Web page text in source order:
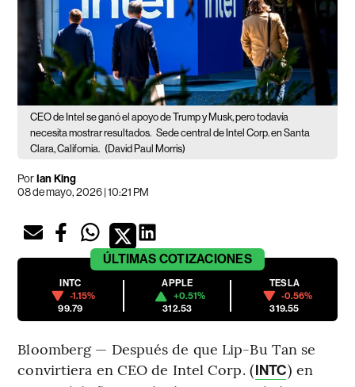
CEO de Intel se ganó el apoyo de Trump y Musk, pero todavía
necesita mostrar resultados. Sede central de Intel Corp. en Santa
Clara, California. (David Paul Morris)
PorIan King
08 de mayo, 2026 | 10:21 PM
ÚLTIMAS COTIZACIONES
INTC
-1.15%
99.79
APPLE
+0.51%
312.53
TESLA
-0.56%
319.55
Bloomberg — Después de que Lip-Bu Tan se
convirtiera en CEO de Intel Corp. (INTC) en